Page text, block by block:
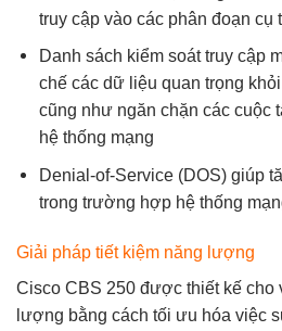
truy cập vào các phân đoạn cụ
Danh sách kiểm soát truy cập
chế các dữ liệu quan trọng
cũng như ngăn chặn các cuộc
hệ thống mạng
Denial-of-Service (DOS) giúp
trong trường hợp hệ thống
Giải pháp tiết kiệm năng lượng
Cisco CBS 250 được thiết kế cho
lượng bằng cách tối ưu hóa việc